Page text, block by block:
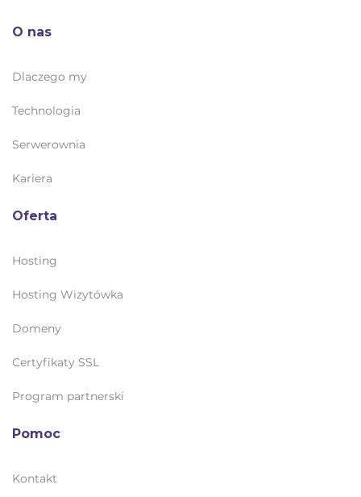
O nas
Dlaczego my
Technologia
Serwerownia
Kariera
Oferta
Hosting
Hosting Wizytówka
Domeny
Certyfikaty SSL
Program partnerski
Pomoc
Kontakt